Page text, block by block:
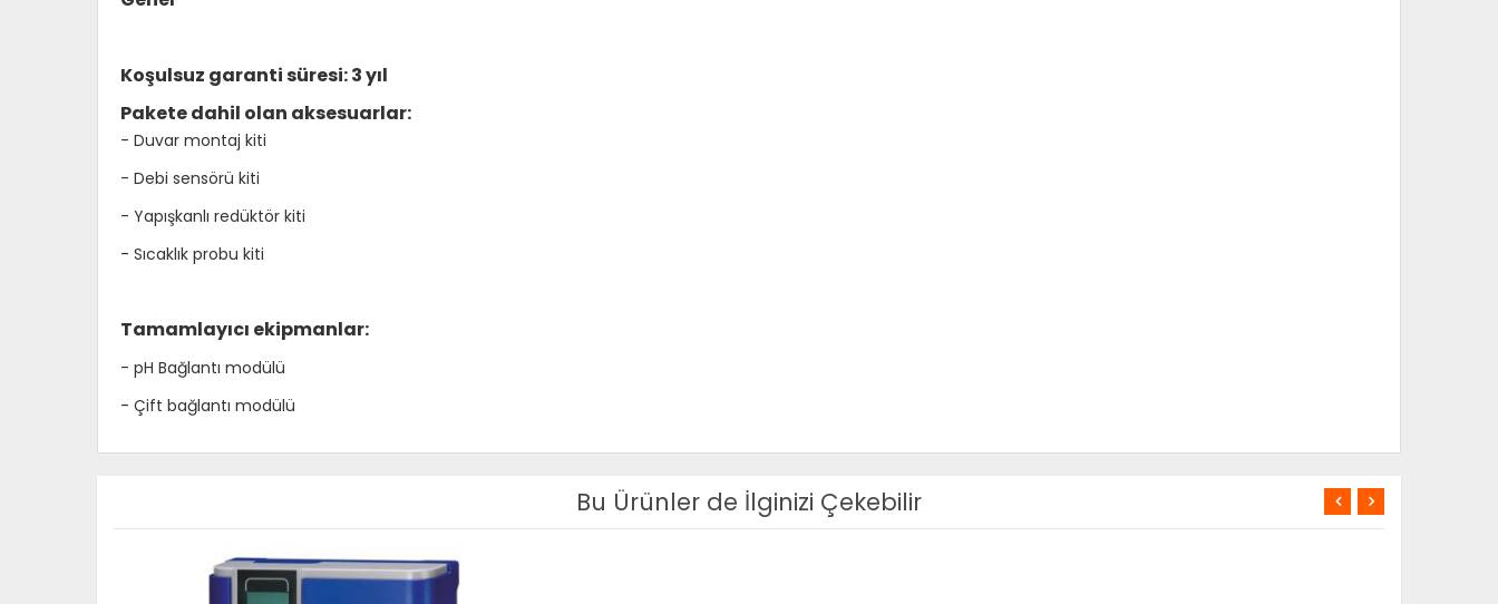
Koşulsuz garanti süresi: 3 yıl
Pakete dahil olan aksesuarlar:
- Duvar montaj kiti
- Debi sensörü kiti
- Yapışkanlı redüktör kiti
- Sıcaklık probu kiti
Tamamlayıcı ekipmanlar:
- pH Bağlantı modülü
- Çift bağlantı modülü
Bu Ürünler de İlginizi Çekebilir